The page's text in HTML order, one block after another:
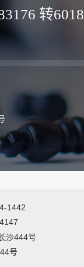
转6018
1442
沙444号
号